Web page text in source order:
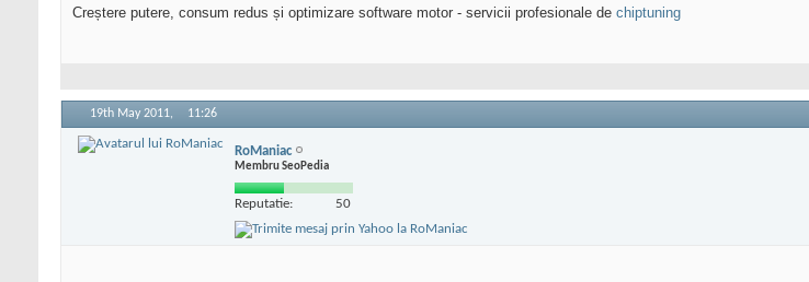
Creștere putere, consum redus și optimizare software motor - servicii profesionale de chiptuning
19th May 2011, 11:26
RoManiac
Membru SeoPedia
Reputatie: 50